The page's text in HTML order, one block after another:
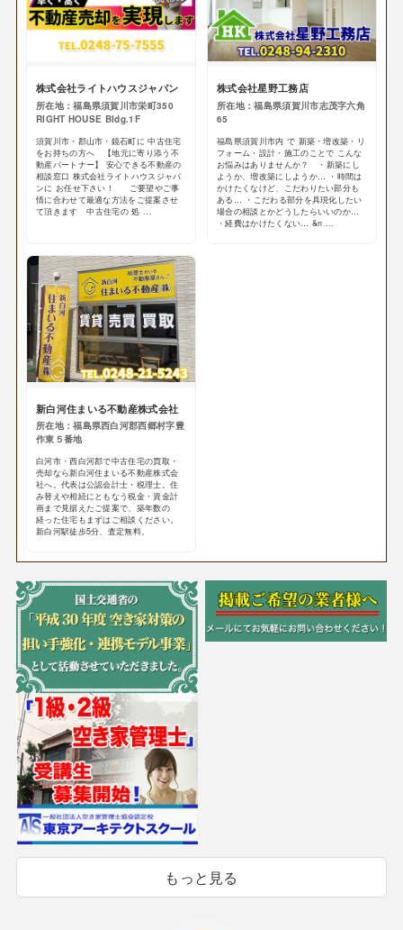
株式会社ライトハウスジャパン
所在地：福島県須賀川市栄町350
RIGHT HOUSE Bldg.1F
須賀川市・郡山市・鏡石町に 中古住宅
をお持ちの方へ 【地元に寄り添う不
動産パートナー】 安心できる不動産の
相談窓口 株式会社ライトハウスジャパ
ンに お任せ下さい！ ご要望やご事
情に合わせて最適な方法をご提案させ
て頂きます 中古住宅の 処 ...
株式会社星野工務店
所在地：福島県須賀川市志茂字六角
65
福島県須賀川市内 で 新築・増改築・リ
フォーム・設計・施工のことで こんな
お悩みはありませんか？ ・新築にし
ようか、増改築にしようか… ・時間は
かけたくなけど、こだわりたい部分も
ある… ・こだわる部分を具現化したい
場合の相談とかどうしたらいいのか…
・経費はかけたくない… &n ...
新白河住まいる不動産株式会社
所在地：福島県西白河郡西郷村字豊
作東５番地
白河市・西白河郡で中古住宅の買取・
売却なら新白河住まいる不動産株式会
社へ。代表は公認会計士・税理士。住
み替えや相続にともなう税金・資金計
画まで見据えたご提案で、築年数の
経った住宅もまずはご相談ください。
新白河駅徒歩5分、査定無料。
もっと見る